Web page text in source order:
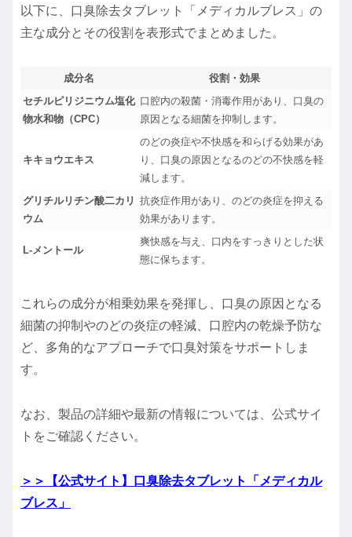
以下に、口臭除去タブレット「メディカルブレス」の
主な成分とその役割を表形式でまとめました。
成分名
役割・効果
セチルピリジニウム塩化
物水和物（CPC）
口腔内の殺菌・消毒作用があり、口臭の
原因となる細菌を抑制します。
キキョウエキス
のどの炎症や不快感を和らげる効果があ
り、口臭の原因となるのどの不快感を軽
減します。
グリチルリチン酸二カリ
ウム
抗炎症作用があり、のどの炎症を抑える
効果があります。
L-メントール
爽快感を与え、口内をすっきりとした状
態に保ちます。
これらの成分が相乗効果を発揮し、口臭の原因となる
細菌の抑制やのどの炎症の軽減、口腔内の乾燥予防な
ど、多角的なアプローチで口臭対策をサポートしま
す。
なお、製品の詳細や最新の情報については、公式サイ
トをご確認ください。
＞＞【公式サイト】口臭除去タブレット「メディカル
ブレス」